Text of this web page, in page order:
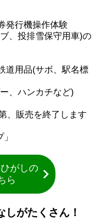
発行機操作体験
、投排雪保守用車)の
道用品(サボ、駅名標
、ハンカチなど)
、販売を終了します
がしの
ら
がたくさん！